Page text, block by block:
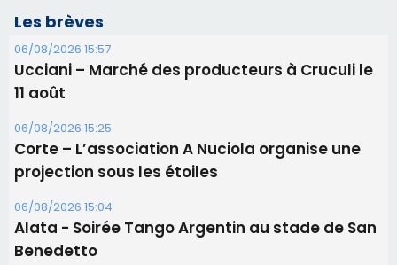
Les brèves
06/08/2026 15:57
Ucciani – Marché des producteurs à Cruculi le
11 août